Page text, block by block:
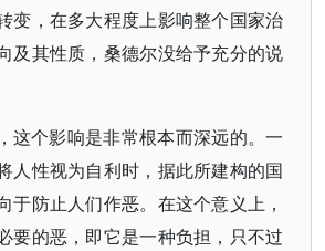
变，在多大程度上影响整个国家治
及其性质，桑德尔没给予充分的说
这个影响是非常根本而深远的。一
人性视为自利时，据此所建构的国
于防止人们作恶。在这个意义上，
要的恶，即它是一种负担，只不过